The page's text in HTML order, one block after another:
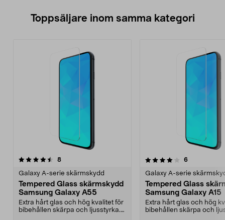
Toppsäljare inom samma kategori
8recensioner
Galaxy A-serie skärmskydd
Tempered Glass skärmskydd
Samsung Galaxy A55
Extra hårt glas och hög kvalitet för
bibehållen skärpa och ljusstyrka.
4.0 av 5 stjärnor 6recensioner
Galaxy A-serie
Tempered Glass
Samsung Galaxy A15
Extra hårt glas och hög
bibehållen skärpa och
3.5 av 5 stjärnor